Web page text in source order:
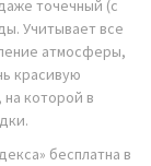
точечный (с
Учитывает все
атмосферы,
красивую
которой в
бесплатна в